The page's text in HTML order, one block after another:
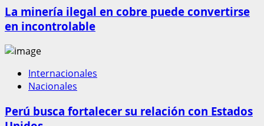
La minería ilegal en cobre puede convertirse
en incontrolable
Internacionales
Nacionales
Perú busca fortalecer su relación con Estados